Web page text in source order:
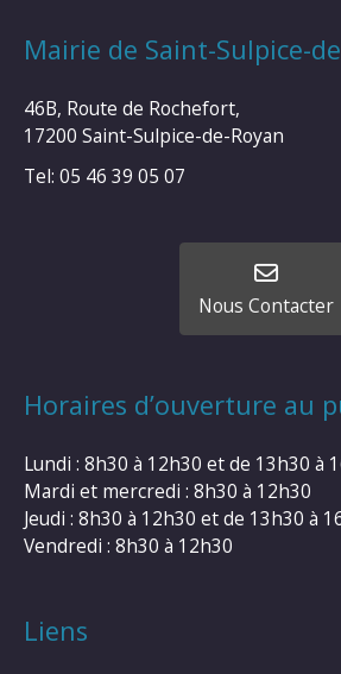
Mairie de Saint-Sulpice-
46B, Route de Rochefort,
17200 Saint-Sulpice-de-Royan
Tel: 05 46 39 05 07
Nous Contacter
Horaires d’ouverture au
Lundi : 8h30 à 12h30 et de 13h30 à
Mardi et mercredi : 8h30 à 12h30
Jeudi : 8h30 à 12h30 et de 13h30 à
Vendredi : 8h30 à 12h30
Liens